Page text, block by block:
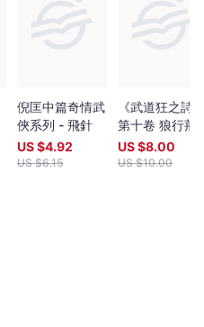
倪匡中篇奇情武
俠系列 - 飛針
US $4.92
US $6.15
《武道狂之詩
第十卷 狼行荊
楚
US $8.00
US $10.00